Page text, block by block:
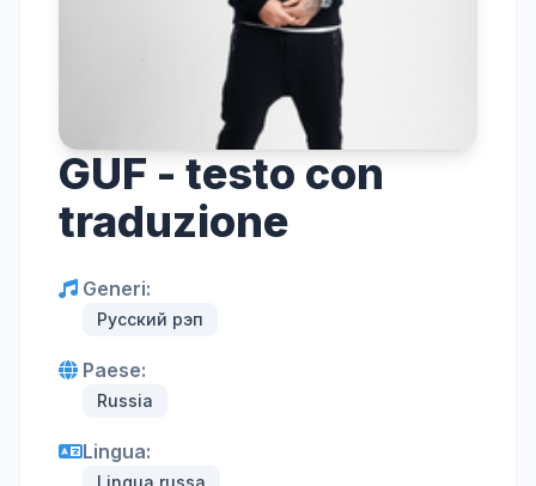
GUF - testo con
traduzione
Generi:
Русский рэп
Paese:
Russia
Lingua:
Lingua russa